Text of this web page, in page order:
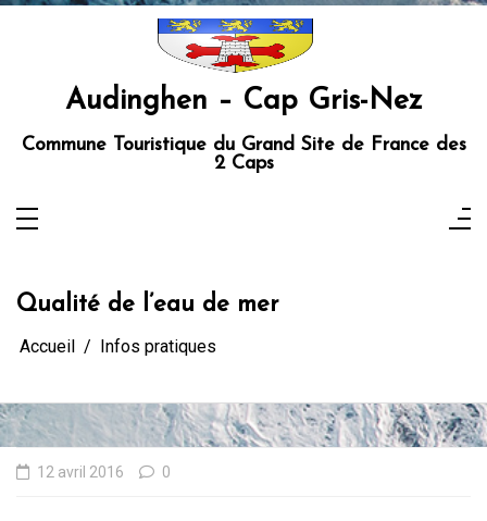
Aller
Audinghen – Cap Gris-Nez
Commune Touristique du Grand Site de France des
2 Caps
Qualité de l’eau de mer
Accueil Infos pratiques
12 avril 2016 0